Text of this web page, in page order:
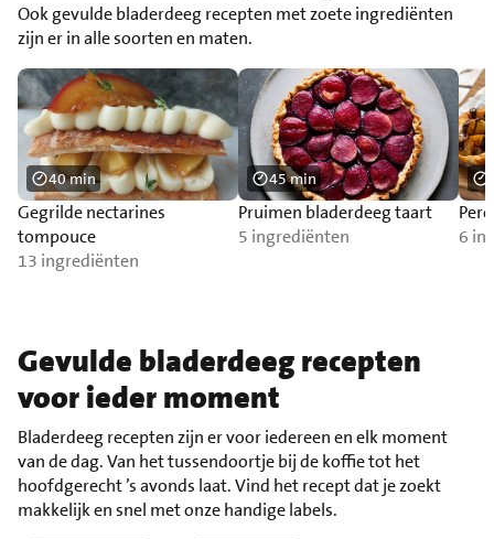
Ook gevulde bladerdeeg recepten met zoete ingrediënten
zijn er in alle soorten en maten.
Gegrilde nectarines
tompouce
13 ingrediënten
40 min
Pruimen bladerdeeg taart
5 ingrediënten
45 min
6
Gevulde bladerdeeg recepten
voor ieder moment
Bladerdeeg recepten zijn er voor iedereen en elk moment
van de dag. Van het tussendoortje bij de koffie tot het
hoofdgerecht ’s avonds laat. Vind het recept dat je zoekt
makkelijk en snel met onze handige labels.